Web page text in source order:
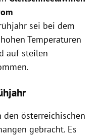
sei bei dem
Temperaturen
auf steilen
den österreichischen
gebracht. Es